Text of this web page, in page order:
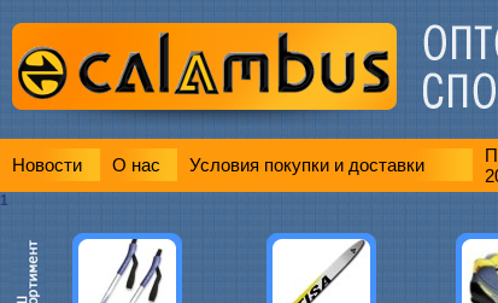
Новости О нас Условия покупки и доставки
1